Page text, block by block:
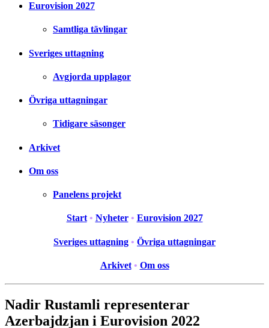
Eurovision 2027
Samtliga tävlingar
Sveriges uttagning
Avgjorda upplagor
Övriga uttagningar
Tidigare säsonger
Arkivet
Om oss
Panelens projekt
Start • Nyheter • Eurovision 2027
Sveriges uttagning • Övriga uttagningar
Arkivet • Om oss
Nadir Rustamli representerar
Azerbajdzjan i Eurovision 2022